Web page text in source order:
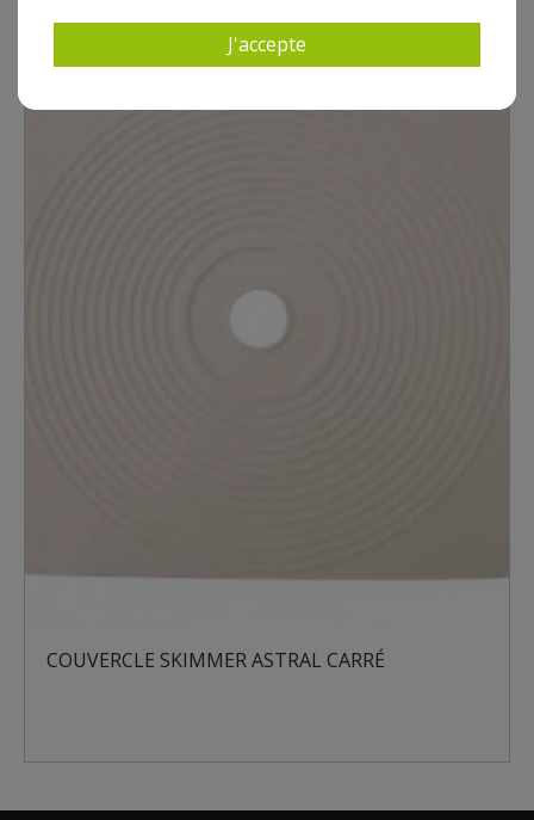
COUVERCLE SKIMMER ASTRAL CARRÉ
J'accepte